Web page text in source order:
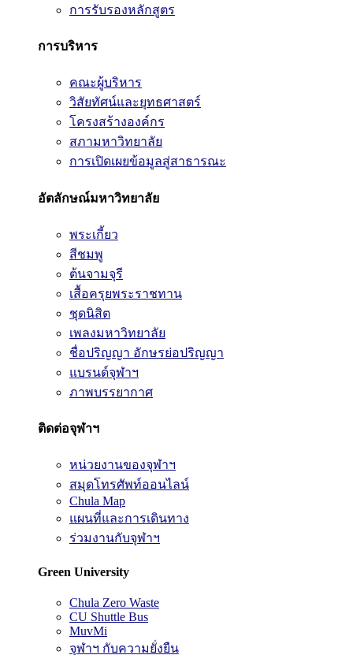
การรับรองหลักสูตร
การบริหาร
คณะผู้บริหาร
วิสัยทัศน์และยุทธศาสตร์
โครงสร้างองค์กร
สภามหาวิทยาลัย
การเปิดเผยข้อมูลสู่สาธารณะ
อัตลักษณ์มหาวิทยาลัย
พระเกี้ยว
สีชมพู
ต้นจามจุรี
เสื้อครุยพระราชทาน
ชุดนิสิต
เพลงมหาวิทยาลัย
ชื่อปริญญา อักษรย่อปริญญา
แบรนด์จุฬาฯ
ภาพบรรยากาศ
ติดต่อจุฬาฯ
หน่วยงานของจุฬาฯ
สมุดโทรศัพท์ออนไลน์
Chula Map
แผนที่และการเดินทาง
ร่วมงานกับจุฬาฯ
Green University
Chula Zero Waste
CU Shuttle Bus
MuvMi
จุฬาฯ กับความยั่งยืน